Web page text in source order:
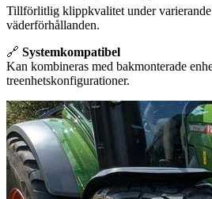
Tillförlitlig klippkvalitet under varierande
väderförhållanden.
🔗 Systemkompatibel
Kan kombineras med bakmonterade
treenhetskonfigurationer.